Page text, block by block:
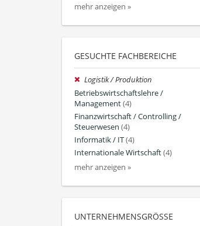
mehr anzeigen »
GESUCHTE FACHBEREICHE
Logistik / Produktion
Betriebswirtschaftslehre /
Management(4)
Finanzwirtschaft / Controlling /
Steuerwesen (4)
Informatik / IT(4)
Internationale Wirtschaft(4)
mehr anzeigen »
UNTERNEHMENSGRÖSSE